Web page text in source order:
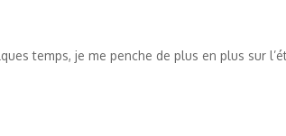
temps, je me penche de plus en plus sur